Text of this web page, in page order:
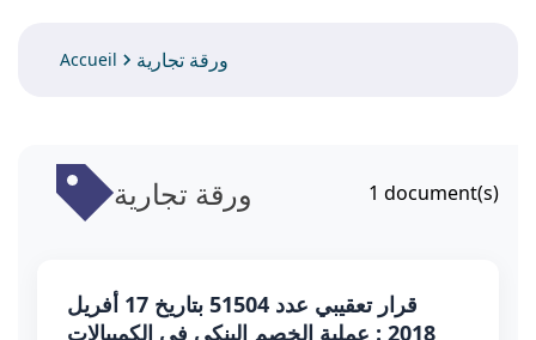
Accueil ورقة تجارية
ورقة تجارية 1 document(s)
قرار تعقيبي عدد 51504 بتاريخ 17 أفريل
2018 : عملية الخصم البنكي في الكمبيالات